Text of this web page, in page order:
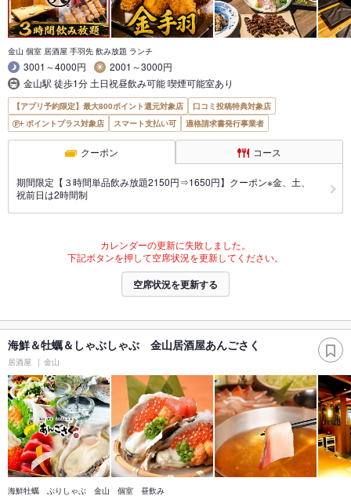
金山 個室 居酒屋 手羽先 飲み放題 ランチ
3001～4000円
2001～3000円
金山駅 徒歩1分 土日祝昼飲み可能 喫煙可能室あり
【アプリ予約限定】最大800ポイント還元対象店
口コミ投稿特典対象店
ポイントプラス対象店
スマート支払い可 適格請求書発行事業者
クーポン コース
期間限定【３時間単品飲み放題2150円⇒1650円】クーポン※金、土、
祝前日は2時間制
カレンダーの更新に失敗しました。
下記ボタンを押して空席状況を更新してください。
空席状況を更新する
海鮮＆牡蠣＆しゃぶしゃぶ 金山居酒屋あんごさく
居酒屋 金山
海鮮牡蠣 ぶりしゃぶ 金山 個室 昼飲み